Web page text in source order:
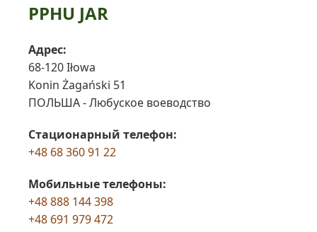
PPHU JAR
Адрес:
68-120 Iłowa
Konin Żagański 51
ПОЛЬША - Любуское воеводство
Стационарный телефон:
+48 68 360 91 22
Мобильные телефоны:
+48 888 144 398
+48 691 979 472